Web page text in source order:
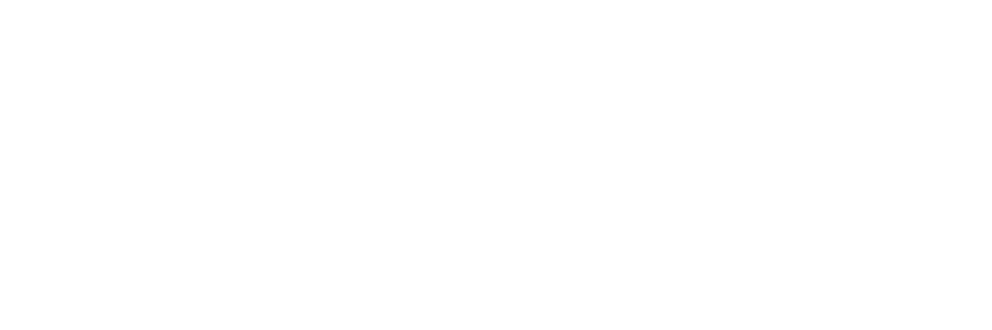
restaurací
doplňované nealkoholické nápoje)
22.30 servírovaná v jedné z a´la carte restaurací, nutná rezervace předem
alkoholické a nealkoholické nápoje (místní výroby i značkové), víno, pivo, lehké občerstvení
nápoje (místní výroby i značkové), víno, pivo